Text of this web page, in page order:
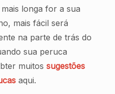
longa for a sua
mais fácil será
na parte de trás do
sua peruca
muitos sugestões
aqui.